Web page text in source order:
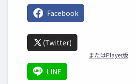
Facebook
(Twitter)
またはPlayer版
LINE